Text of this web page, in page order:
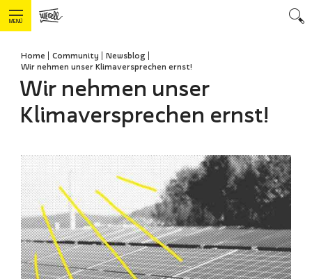
MENÜ
Home Community
Newsblog
Wir nehmen unser Klimaversprechen ernst!
Wir nehmen unser
Klimaversprechen ernst!